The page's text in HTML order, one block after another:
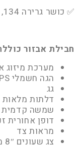
✅ כושר גרירה 1,134 ק”ג
חבילת אבזור
מערכת מיזוג
הגה חשמלי EPS
גג
דלתות מלאות
שמשה קדמית
דופן אחורית
מראות צד